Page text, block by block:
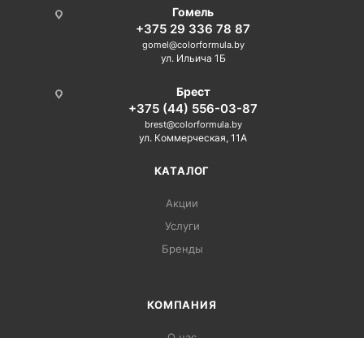
Гомель
+375 29 336 78 87
gomel@colorformula.by
ул. Ильича 1Б
Брест
+375 (44) 556-03-87
brest@colorformula.by
ул. Коммерческая, 11А
КАТАЛОГ
Акции
Услуги
Бренды
КОМПАНИЯ